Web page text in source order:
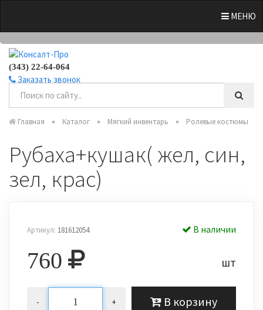
МЕНЮ
(343) 22-64-064
Заказать звонок
Главная Каталог Мягкий инвентарь Ролевые костюмы
Рубаха+кушак( жел, син,
зел, крас)
Артикул: 181612054 В наличии
760 шт
- + В корзину